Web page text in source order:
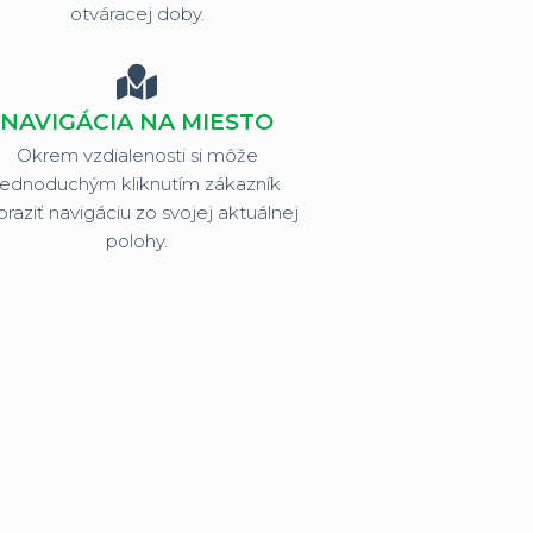
otváracej doby.
NAVIGÁCIA NA MIESTO
Okrem vzdialenosti si môže
kliknutím zákazník
navigáciu zo svojej aktuálnej
polohy.